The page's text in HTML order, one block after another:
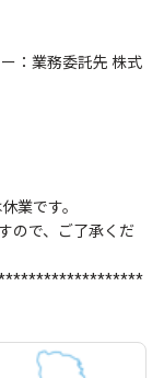
：業務委託先 株式
です。
で、ご了承くだ